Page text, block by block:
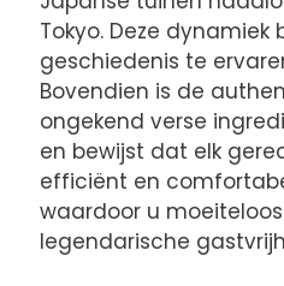
Tokyo. Deze
geschiedenis te
Bovendien is de
ongekend verse
en bewijst dat elk
efficiënt en
waardoor u
legendarische